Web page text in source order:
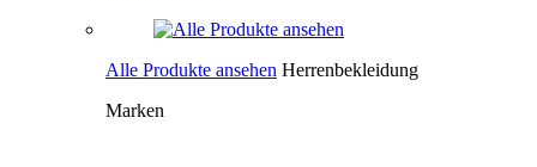
Alle Produkte ansehen Herrenbekleidung
Marken